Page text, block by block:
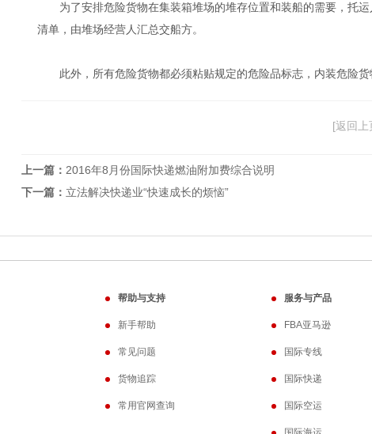
为了安排危险货物在集装箱堆场的堆存位置和装船的需要，托运
清单，由堆场经营人汇总交船方。
此外，所有危险货物都必须粘贴规定的危险品标志，内装危险货
[返回上
上一篇： 2016年8月份国际快递燃油附加费综合说明
下一篇： 立法解决快递业“快速成长的烦恼”
帮助与支持
新手帮助
常见问题
货物追踪
常用官网查询
服务与产品
FBA亚马逊
国际专线
国际快递
国际空运